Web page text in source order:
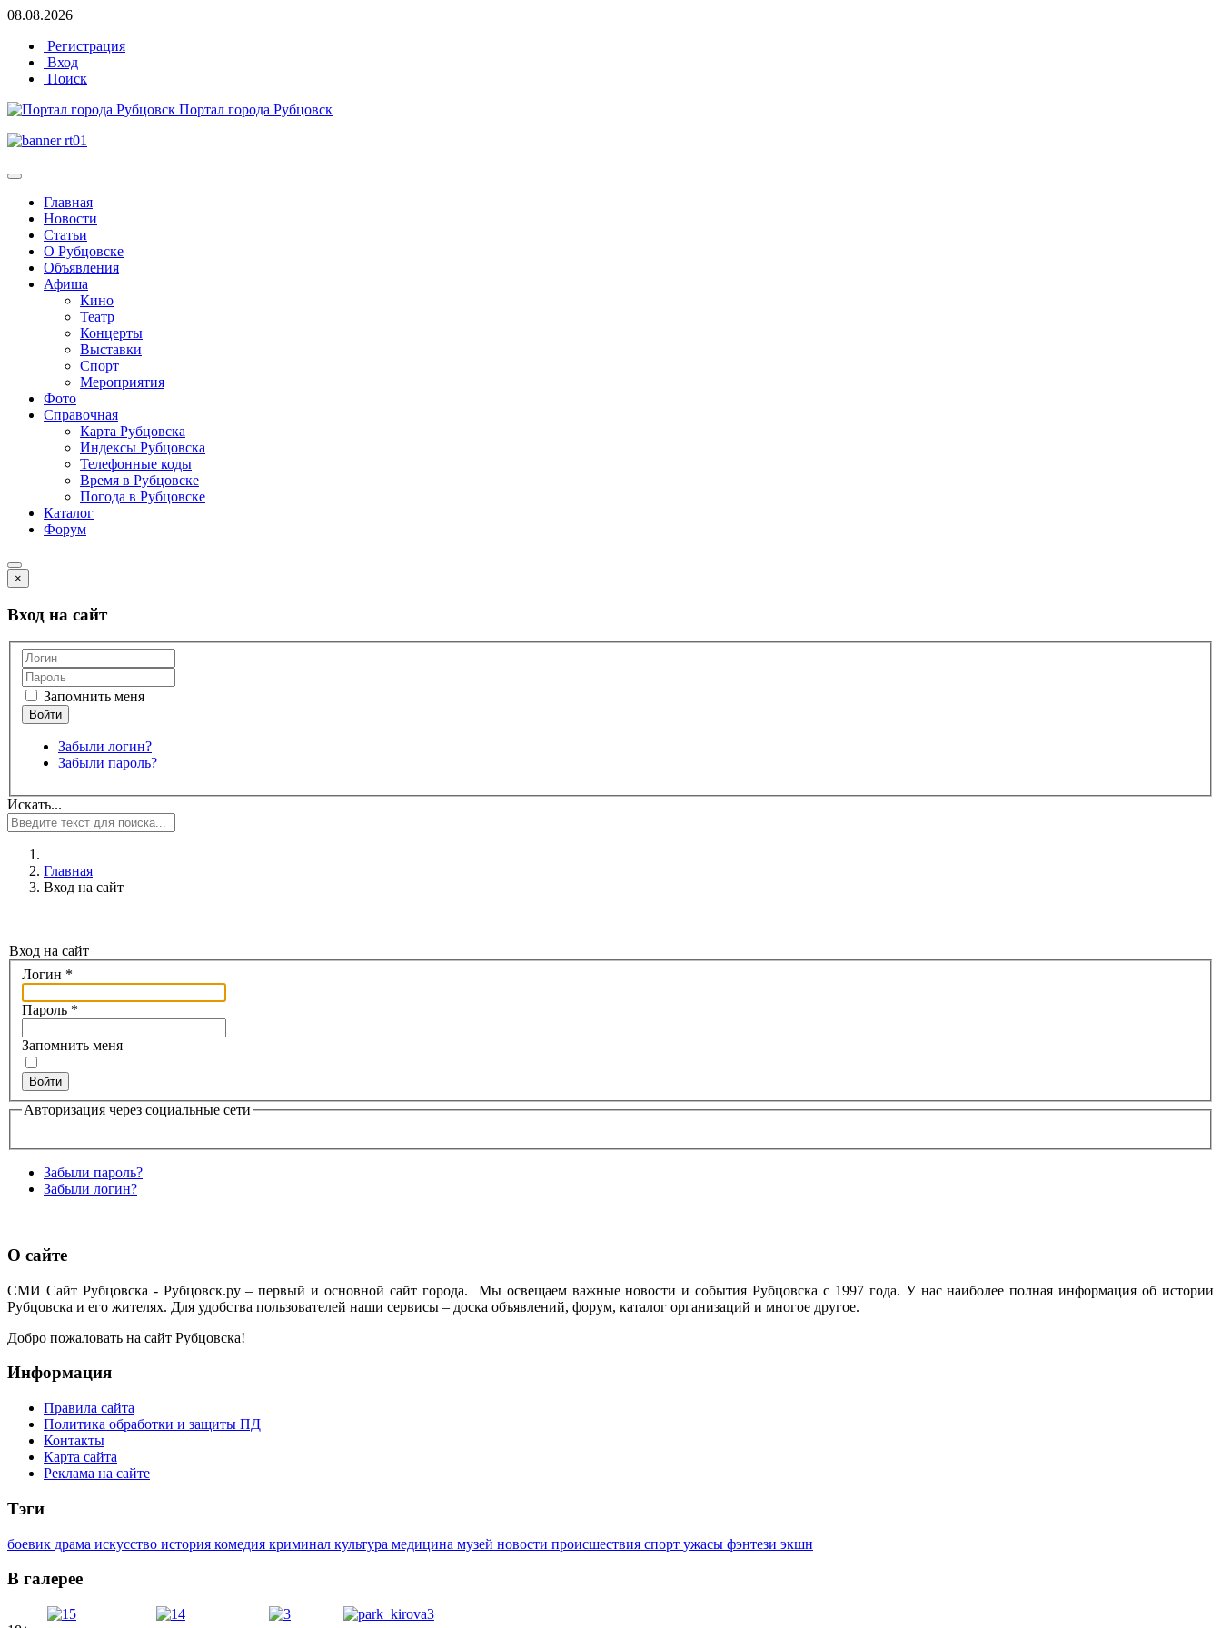
08.08.2026
Регистрация
Вход
Поиск
Портал города Рубцовск
Главная
Новости
Статьи
О Рубцовске
Объявления
Афиша
Кино
Театр
Концерты
Выставки
Спорт
Мероприятия
Фото
Справочная
Карта Рубцовска
Индексы Рубцовска
Телефонные коды
Время в Рубцовске
Погода в Рубцовске
Каталог
Форум
×
Вход на сайт
Запомнить меня
Забыли логин?
Забыли пароль?
Искать...
Главная
Вход на сайт
Вход на сайт
Логин *
Пароль *
Запомнить меня
Войти
Авторизация через социальные сети
Забыли пароль?
Забыли логин?
О сайте
СМИ Сайт Рубцовска - Рубцовск.ру – первый и основной сайт города. Мы освещаем важные новости и события Рубцовска с 1997 года. У нас наиболее полная информация об истории
Рубцовска и его жителях. Для удобства пользователей наши сервисы – доска объявлений, форум, каталог организаций и многое другое.
Добро пожаловать на сайт Рубцовска!
Информация
Правила сайта
Политика обработки и защиты ПД
Контакты
Карта сайта
Реклама на сайте
Тэги
боевик драма искусство история комедия криминал культура медицина музей новости происшествия спорт ужасы фэнтези экшн
В галерее